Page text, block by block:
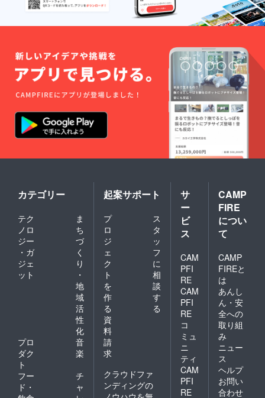
カテゴリー
テク
ノロ
ジー
・ガ
ジェ
ット
ま
ち
づ
く
り
・
地
域
活
性
化
プロ
ダク
ト
音
楽
フー
ド・
チ
ャ
起案サポート
プ
ロ
ジ
ェ
ク
ト
を
作
る
ス
タ
ッ
フ
に
相
談
す
る
資
料
請
求
クラウドファ
ンディングの
サ
ー
ビ
ス
CAM
PFI
RE
CAM
PFI
RE
コ
ミュ
ニ
ティ
CAM
PFI
RE
CAMP
FIRE
につい
て
CAMP
FIREと
は
あんし
ん・安
全への
取り組
み
ニュー
ス
ヘルプ
お問い
合わせ